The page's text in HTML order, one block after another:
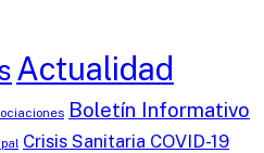
Actualidad
Boletín Informativo
Crisis Sanitaria COVID-19